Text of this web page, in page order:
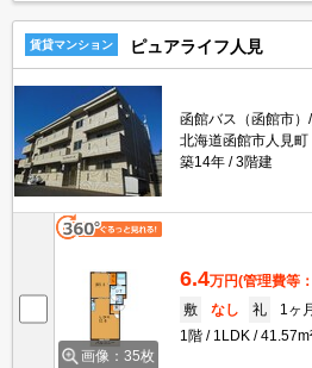
賃貸マンション ピュアライフ人見
函館バス（函館市
北海道函館市人見町
築14年
3階建
画像：35枚
6.4万円(管理費等
敷
なし 礼
1ヶ月
1階
1LDK